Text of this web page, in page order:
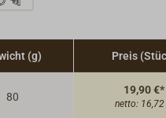
(g) Preis
80
19,90 €*
netto: